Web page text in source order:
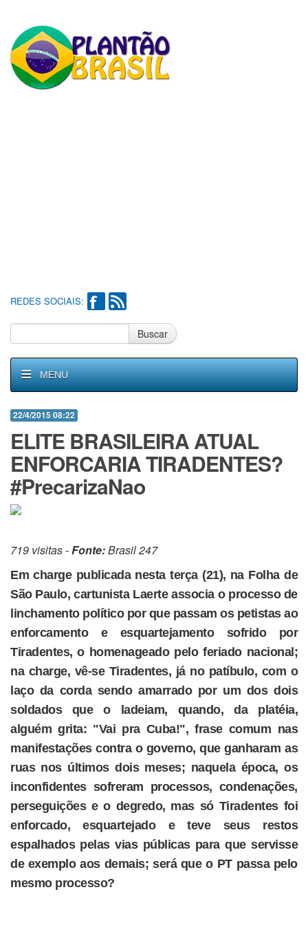
REDES SOCIAIS:
Buscar
MENU
22/4/2015 08:22
ELITE BRASILEIRA ATUAL
ENFORCARIA TIRADENTES?
#PrecarizaNao
719 visitas -Fonte:Brasil 247
Em charge publicada nesta terça (21), na Folha de
São Paulo, cartunista Laerte associa o processo de
linchamento político por que passam os petistas ao
enforcamento e esquartejamento sofrido por
Tiradentes, o homenageado pelo feriado nacional;
na charge, vê-se Tiradentes, já no patíbulo, com o
laço da corda sendo amarrado por um dos dois
soldados que o ladeiam, quando, da platéia,
alguém grita: "Vai pra Cuba!", frase comum nas
manifestações contra o governo, que ganharam as
ruas nos últimos dois meses; naquela época, os
inconfidentes sofreram processos, condenações,
perseguições e o degredo, mas só Tiradentes foi
enforcado, esquartejado e teve seus restos
espalhados pelas vias públicas para que servisse
de exemplo aos demais; será que o PT passa pelo
mesmo processo?